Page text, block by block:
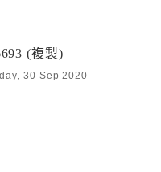
(複製)
30 Sep 2020